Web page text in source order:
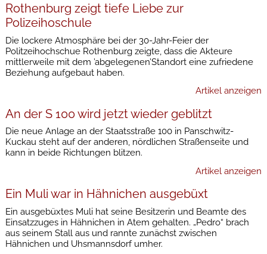
Rothenburg zeigt tiefe Liebe zur
Polizeihoschule
Die lockere Atmosphäre bei der 30-Jahr-Feier der
Politzeihochschue Rothenburg zeigte, dass die Akteure
mittlerweile mit dem ’abgelegenen’Standort eine zufriedene
Beziehung aufgebaut haben.
Artikel anzeigen
An der S 100 wird jetzt wieder geblitzt
Die neue Anlage an der Staatsstraße 100 in Panschwitz-
Kuckau steht auf der anderen, nördlichen Straßenseite und
kann in beide Richtungen blitzen.
Artikel anzeigen
Ein Muli war in Hähnichen ausgebüxt
Ein ausgebüxtes Muli hat seine Besitzerin und Beamte des
Einsatzzuges in Hähnichen in Atem gehalten. „Pedro“ brach
aus seinem Stall aus und rannte zunächst zwischen
Hähnichen und Uhsmannsdorf umher.